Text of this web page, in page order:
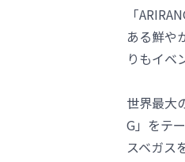
「
ある鮮や
りもイベ
世界最大
G」をテ
スベガス